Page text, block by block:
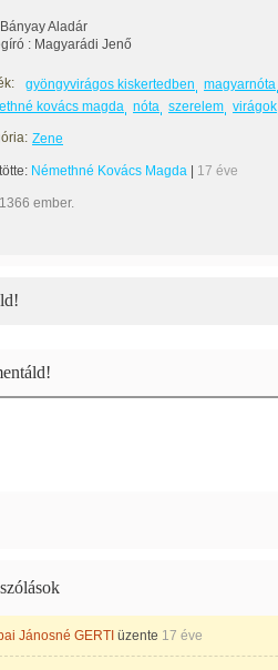
Aladár
: Magyarádi Jenő
gyöngyvirágos kiskertedben magyarnóta
kovács magda nóta szerelem virágok
Zene
Némethné Kovács Magda 17 éve
ember.
Jánosné GERTI üzente 17 éve